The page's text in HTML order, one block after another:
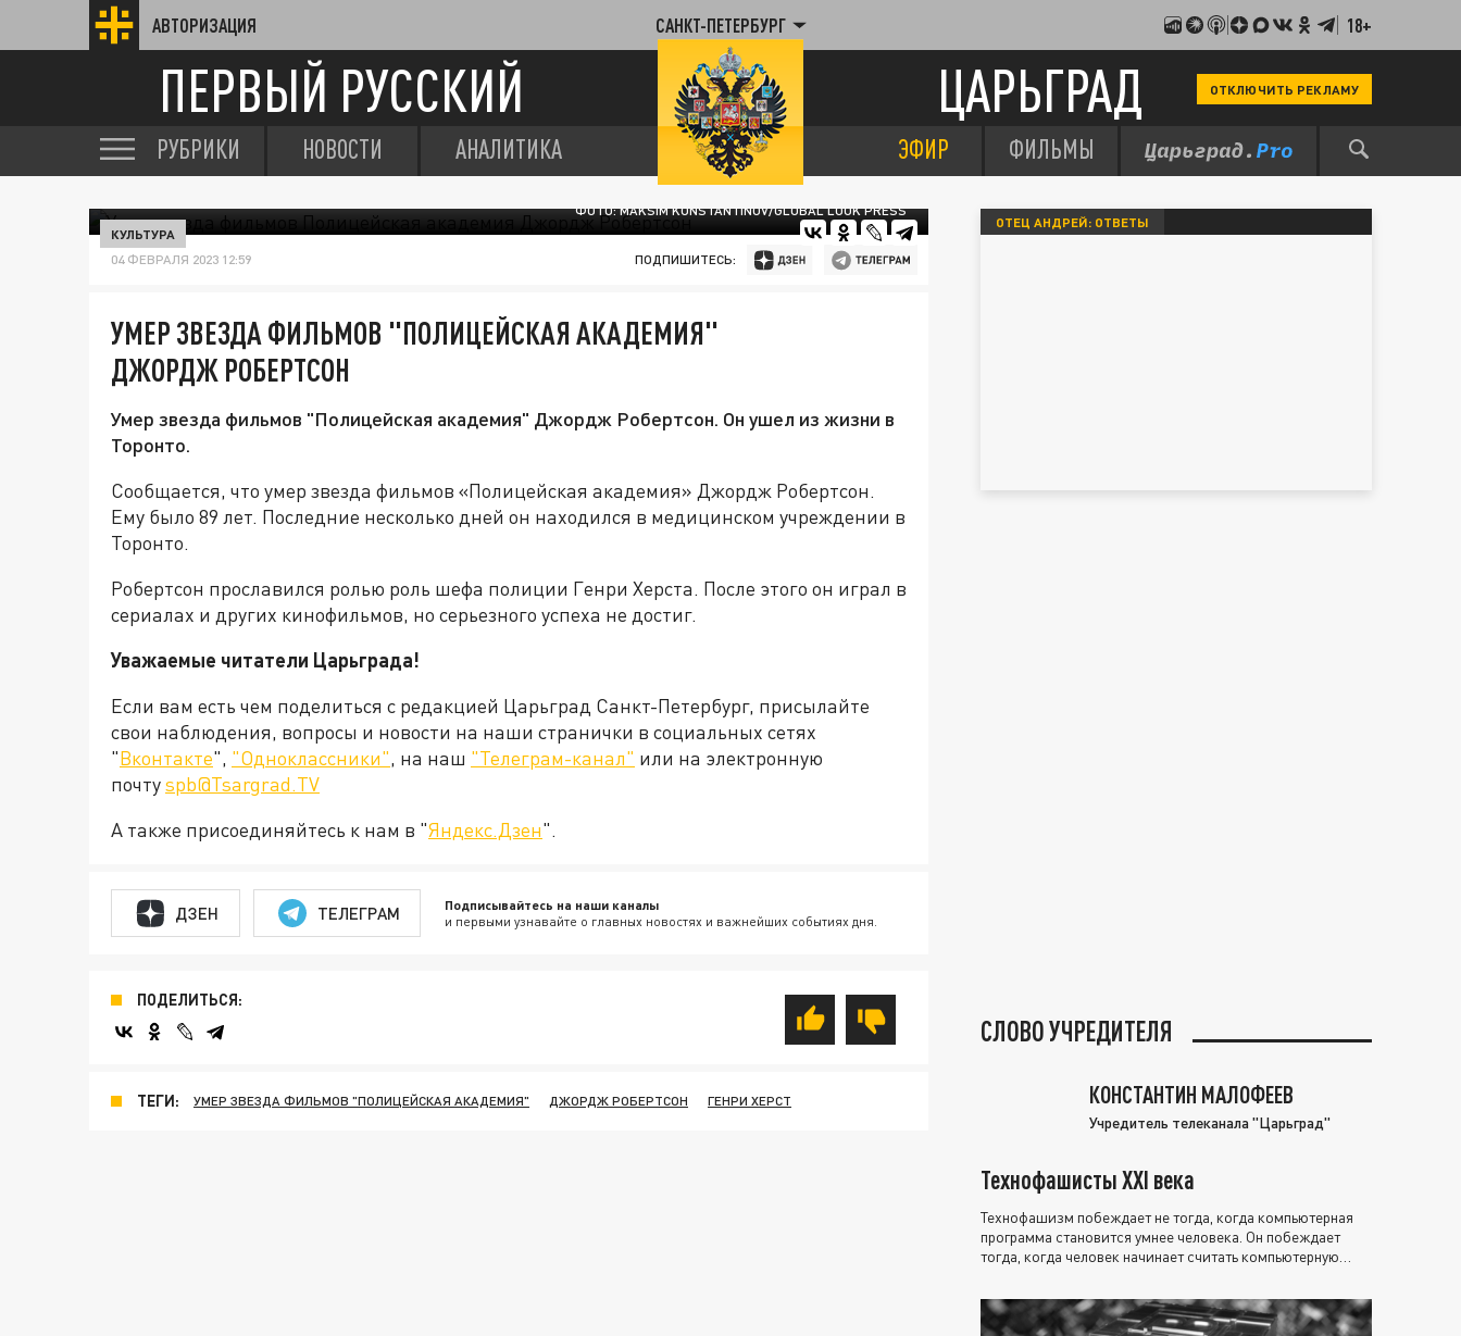
АВТОРИЗАЦИЯ САНКТ-ПЕТЕРБУРГ 18+
ПЕРВЫЙ РУССКИЙ ЦАРЬГРАД ОТКЛЮЧИТЬ РЕКЛАМУ
РУБРИКИ НОВОСТИ АНАЛИТИКА ЭФИР ФИЛЬМЫ
ФОТО: MAKSIM KONSTANTINOV/GLOBAL LOOK PRESS
КУЛЬТУРА
04 ФЕВРАЛЯ 2023 12:59 ПОДПИШИТЕСЬ:
УМЕР ЗВЕЗДА ФИЛЬМОВ "ПОЛИЦЕЙСКАЯ АКАДЕМИЯ"
ДЖОРДЖ РОБЕРТСОН
Умер звезда фильмов "Полицейская академия" Джордж Робертсон. Он ушел из жизни в
Торонто.
Сообщается, что умер звезда фильмов «Полицейская академия» Джордж Робертсон.
Ему было 89 лет. Последние несколько дней он находился в медицинском учреждении в
Торонто.
Робертсон прославился ролью роль шефа полиции Генри Херста. После этого он играл в
сериалах и других кинофильмов, но серьезного успеха не достиг.
Уважаемые читатели Царьграда!
Если вам есть чем поделиться с редакцией Царьград Санкт-Петербург, присылайте
свои наблюдения, вопросы и новости на наши странички в социальных сетях
"Вконтакте", "Одноклассники", на наш "Телеграм-канал" или на электронную
почтуspb@Tsargrad.TV
А также присоединяйтесь к нам в "Яндекс.Дзен".
ДЗЕН ТЕЛЕГРАМ Подписывайтесь на наши каналы
и первыми узнавайте о главных новостях и важнейших событиях дня.
ПОДЕЛИТЬСЯ:
ТЕГИ: УМЕР ЗВЕЗДА ФИЛЬМОВ "ПОЛИЦЕЙСКАЯ АКАДЕМИЯ" ДЖОРДЖ РОБЕРТСОН ГЕНРИ ХЕРСТ
ОТЕЦ АНДРЕЙ: ОТВЕТЫ
СЛОВО УЧРЕДИТЕЛЯ
КОНСТАНТИН МАЛОФЕЕВ
Учредитель телеканала "Царьград"
Технофашисты XXI века
Технофашизм побеждает не тогда, когда компьютерная
программа становится умнее человека. Он побеждает
тогда, когда человек начинает считать компьютерную